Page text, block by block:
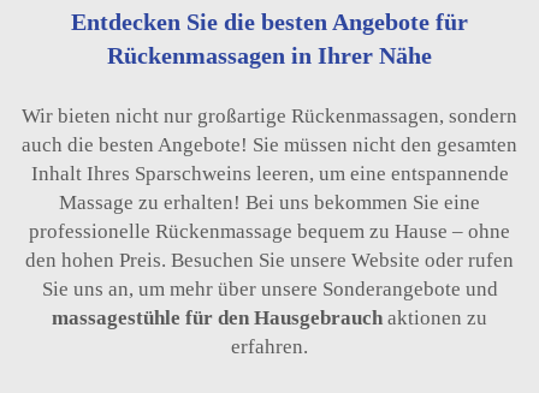
Entdecken Sie die besten Angebote für
Rückenmassagen in Ihrer Nähe
Wir bieten nicht nur großartige Rückenmassagen, sondern
auch die besten Angebote! Sie müssen nicht den gesamten
Inhalt Ihres Sparschweins leeren, um eine entspannende
Massage zu erhalten! Bei uns bekommen Sie eine
professionelle Rückenmassage bequem zu Hause – ohne
den hohen Preis. Besuchen Sie unsere Website oder rufen
Sie uns an, um mehr über unsere Sonderangebote und
massagestühle für den Hausgebrauch aktionen zu
erfahren.